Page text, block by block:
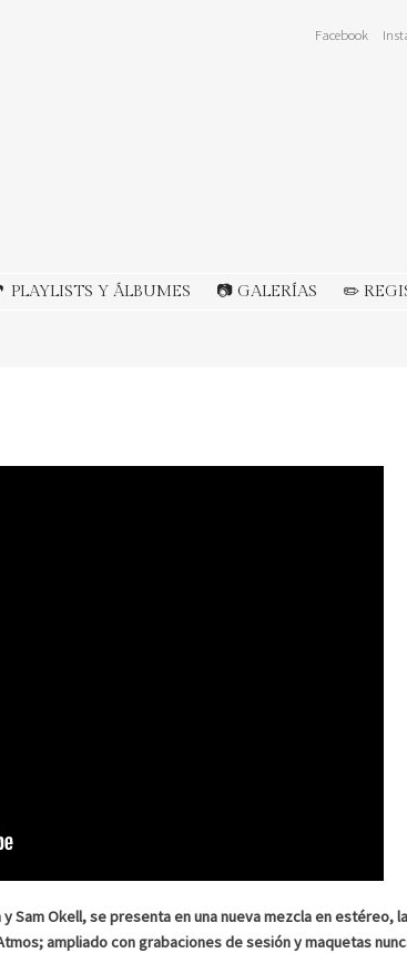
Facebook
PLAYLISTS Y ÁLBUMES 📷 GALERÍAS ✏️
Sam Okell, se presenta en una nueva mezcla en estéreo,
ampliado con grabaciones de sesión y maquetas